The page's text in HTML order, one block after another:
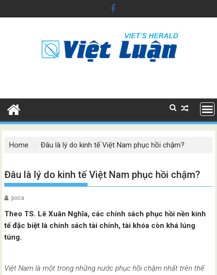
to
Home Đâu là lý do kinh tế Việt Nam phục hồi chậm?
Đâu là lý do kinh tế Việt Nam phục hồi chậm?
poca
Theo TS. Lê Xuân Nghĩa, các chính sách phục hồi nền kinh
tế đặc biệt là chính sách tài chính, tài khóa còn khá lúng
túng.
Việt Nam là một trong những nước phục hồi chậm nhất trên thế